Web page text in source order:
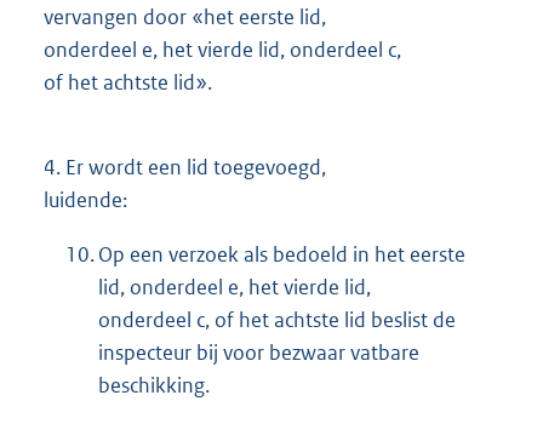
vervangen door «het eerste lid,
onderdeel e, het vierde lid, onderdeel c,
of het achtste lid».
4. Er wordt een lid toegevoegd,
luidende:
10.Op een verzoek als bedoeld in het eerste
lid, onderdeel e, het vierde lid,
onderdeel c, of het achtste lid beslist de
inspecteur bij voor bezwaar vatbare
beschikking.